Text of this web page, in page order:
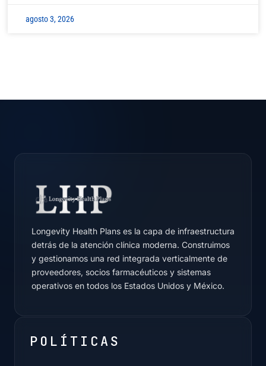
agosto 3, 2026
Longevity Health Plans es la capa de infraestructura
detrás de la atención clínica moderna. Construimos
y gestionamos una red integrada verticalmente de
proveedores, socios farmacéuticos y sistemas
operativos en todos los Estados Unidos y México.
POLÍTICAS